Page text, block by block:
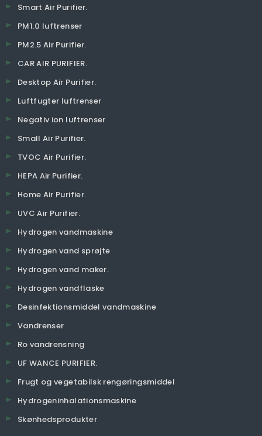
Smart Air Purifier.
PM1.0 luftrenser
PM2.5 Air Purifier.
CAR AIR PURIFIER.
Desktop Air Purifier.
Luftfugter luftrenser
Negativ ion luftrenser
Small Air Purifier.
TVOC Air Purifier.
HEPA Air Purifier.
Home Air Purifier.
UVC Air Purifier.
Hydrogen vandmaskine
Hydrogen vand sprøjte
Hydrogen vand maker.
Hydrogen vandflaske
Desinfektionsmiddel vandmaskine
Vandrenser
Ro vandrensning
UF WANCE PURIFIER.
Frugt og vegetabilsk rengøringsmiddel
Hydrogeninhalationsmaskine
Skønhedsprodukter